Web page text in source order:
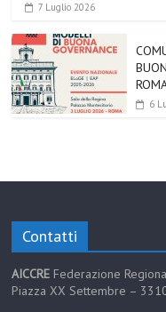
7 Luglio 2026
6
Contatti
AICCRE Federazione
Piazza XX Settembre –